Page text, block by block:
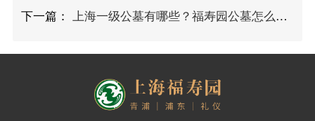
下一篇：
上海一级公墓有哪些？福寿园公墓怎么样？